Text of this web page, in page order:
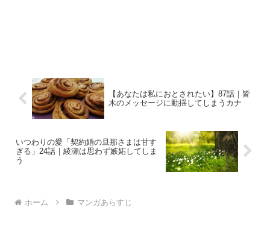
【あなたは私におとされたい】87話｜皆
木のメッセージに動揺してしまうカナ
いつわりの愛「契約婚の旦那さまは甘す
ぎる」24話｜綾瀬は思わず嫉妬してしま
う
ホーム マンガあらすじ